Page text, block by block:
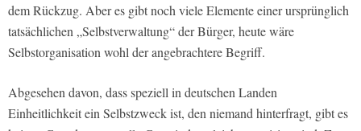
dem Rückzug. Aber es gibt noch viele Elemente einer ursprünglich
tatsächlichen „Selbstverwaltung“ der Bürger, heute wäre
Selbstorganisation wohl der angebrachtere Begriff.
Abgesehen davon, dass speziell in deutschen Landen
Einheitlichkeit ein Selbstzweck ist, den niemand hinterfragt, gibt es